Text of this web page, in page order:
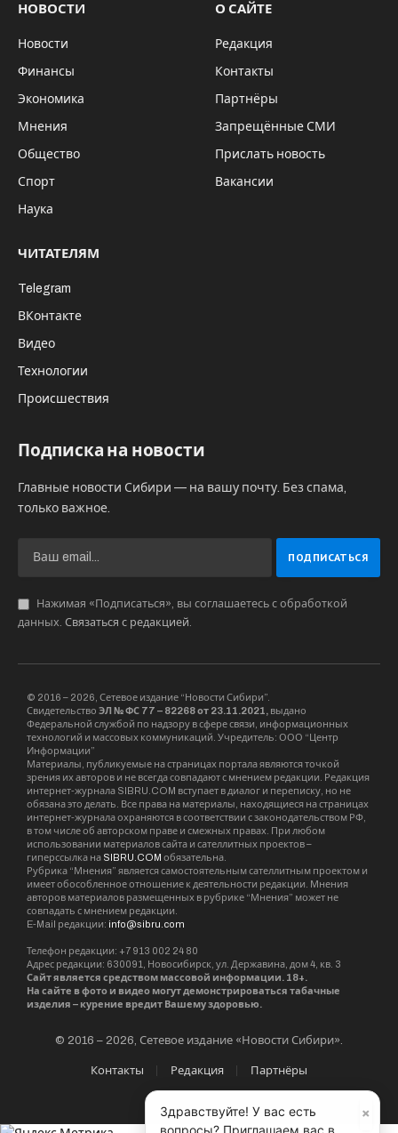
НОВОСТИ
Новости
Финансы
Экономика
Мнения
Общество
Спорт
Наука
О САЙТЕ
Редакция
Контакты
Партнёры
Запрещённые СМИ
Прислать новость
Вакансии
ЧИТАТЕЛЯМ
Telegram
ВКонтакте
Видео
Технологии
Происшествия
Подписка на новости
Главные новости Сибири — на вашу почту. Без спама,
только важное.
Нажимая «Подписаться», вы соглашаетесь с обработкой
данных. Связаться с редакцией
© 2016 – 2026, Сетевое издание “Новости Сибири”.
Свидетельство ЭЛ № ФС 77 – 82268 от 23.11.2021, выдано
Федеральной службой по надзору в сфере связи, информационных
технологий и массовых коммуникаций. Учредитель: ООО “Центр
Информации”
Материалы, публикуемые на страницах портала являются точкой
зрения их авторов и не всегда совпадают с мнением редакции. Редакция
интернет-журнала SIBRU.COM вступает в диалог и переписку, но не
обязана это делать. Все права на материалы, находящиеся на страницах
интернет-журнала охраняются в соответствии с законодательством РФ,
в том числе об авторском праве и смежных правах. При любом
использовании материалов сайта и сателлитных проектов –
гиперссылка на SIBRU.COM обязательна.
Рубрика “Мнения” является самостоятельным сателлитным проектом и
имеет обособленное отношение к деятельности редакции. Мнения
авторов материалов размещенных в рубрике “Мнения” может не
совпадать с мнением редакции.
E-Mail редакции: info@sibru.com
Телефон редакции: +7 913 002 24 80
Адрес редакции: 630091, Новосибирск, ул. Державина, дом 4, кв. 3
Сайт является средством массовой информации. 18+.
На сайте в фото и видео могут демонстрироваться табачные
изделия – курение вредит Вашему здоровью.
© 2016 – 2026, Сетевое издание «Новости Сибири».
Контакты Редакция Партнёры
×
Здравствуйте! У вас есть
вопросы? Приглашаем вас в